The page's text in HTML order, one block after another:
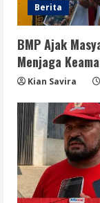
4
5
Berita
BMP Ajak
Menjaga
Kian Savira